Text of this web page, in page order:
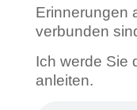
Erinnerungen
verbunden
Ich werde Sie
anleiten.